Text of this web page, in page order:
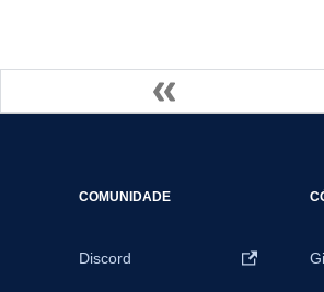
COMUNIDADE
Discord